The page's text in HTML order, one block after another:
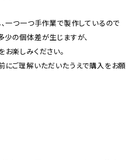
一つ一つ手作業で製作しているので
の個体差が生じますが、
楽しみください。
ご理解いただいたうえで購入をお願